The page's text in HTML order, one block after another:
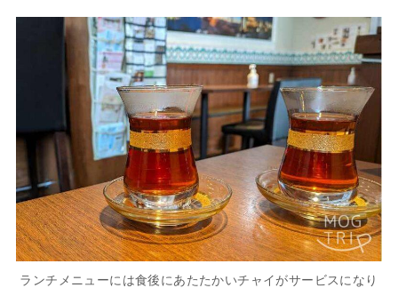
ランチメニューには食後にあたたかいチャイがサービスになり